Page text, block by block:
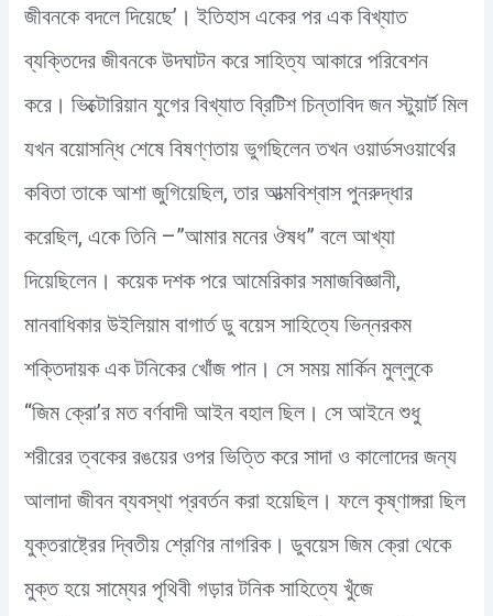
জীবনকে বদলে দিয়েছে’। ইতিহাস একের পর এক বিখ্যাত
ব্যক্তিদের জীবনকে উদঘাটন করে সাহিত্য আকারে পরিবেশন
করে। ভিক্টোরিয়ান যুগের বিখ্যাত ব্রিটিশ চিন্তাবিদ জন স্টুয়ার্ট মিল
যখন বয়োসন্ধি শেষে বিষণ্ণতায় ভুগছিলেন তখন ওয়ার্ডসওয়ার্থের
কবিতা তাকে আশা জুগিয়েছিল, তার আত্মবিশ্বাস পুনরুদ্ধার
করেছিল, একে তিনি –”আমার মনের ঔষধ” বলে আখ্যা
দিয়েছিলেন। কয়েক দশক পরে আমেরিকার সমাজবিজ্ঞানী,
মানবাধিকার উইলিয়াম বাগার্ত ডু বয়েস সাহিত্যে ভিন্নরকম
শক্তিদায়ক এক টনিকের খোঁজ পান। সে সময় মার্কিন মুল্লুকে
“জিম ক্রো’র মত বর্ণবাদী আইন বহাল ছিল। সে আইনে শুধু
শরীরের ত্বকের রঙয়ের ওপর ভিত্তি করে সাদা ও কালোদের জন্য
আলাদা জীবন ব্যবস্থা প্রবর্তন করা হয়েছিল। ফলে কৃষ্ণাঙ্গরা ছিল
যুক্তরাষ্ট্রের দ্বিতীয় শ্রেণির নাগরিক। ডুবয়েস জিম ক্রো থেকে
মুক্ত হয়ে সাম্যের পৃথিবী গড়ার টনিক সাহিত্যে খুঁজে